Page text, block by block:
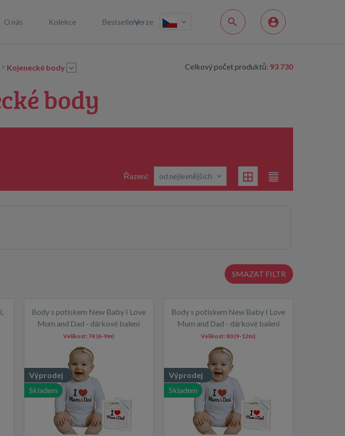
O nás Kolekce BestselleryVerze
Celkový počet produktů: 93 730
> Kojenecké body
body
Řazení:
SMAZAT FILTR
Body s potiskem New Baby I Love
Mum and Dad - dárkové balení
Výprodej
Skladem
Velikost: 74 (6-9m)
Body s potiskem New Baby I Love
Mum and Dad - dárkové balení
Výprodej
Skladem
Velikost: 80 (9-12m)